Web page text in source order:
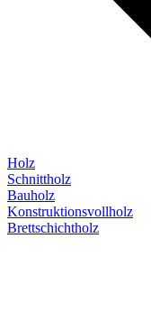
Holz
Schnittholz
Bauholz
Konstruktionsvollholz
Brettschichtholz